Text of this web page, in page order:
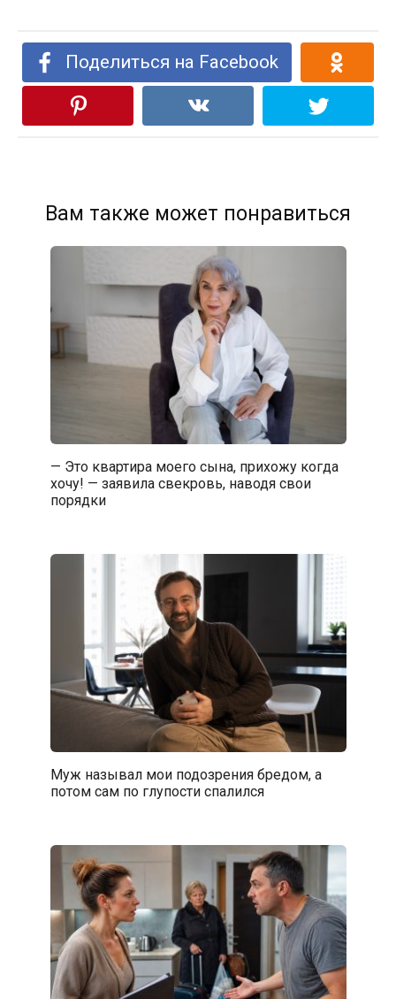
Поделиться на Facebook
Вам также может понравиться
— Это квартира моего сына, прихожу когда
хочу! — заявила свекровь, наводя свои
порядки
Муж называл мои подозрения бредом, а
потом сам по глупости спалился